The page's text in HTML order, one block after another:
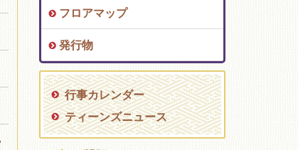
育て図
コミュニティプラザ深草
図書館
フロアマップ
発行物
行事カレンダー
ティーンズニュース